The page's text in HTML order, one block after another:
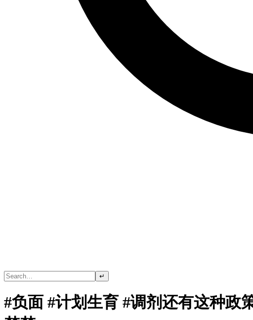
↵
#负面 #计划生育 #调剂还有这种政